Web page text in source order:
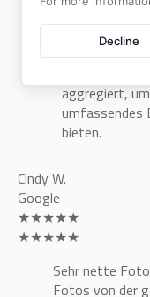
Hier finden
Plattformen.
Facebook,
aggregiert,
umfassendes
bieten.
Cindy W.
Google
★★★★★
★★★★★
Sehr nette
Fotos von der
Decline